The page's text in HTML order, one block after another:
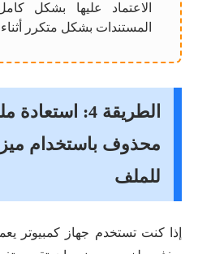
الاعتماد عليها بشكل
المستندات بشكل متكرر
الطريقة 4:
محذوف باستخدام
للملف
إذا كنت تستخدم جهاز كمبيوتر